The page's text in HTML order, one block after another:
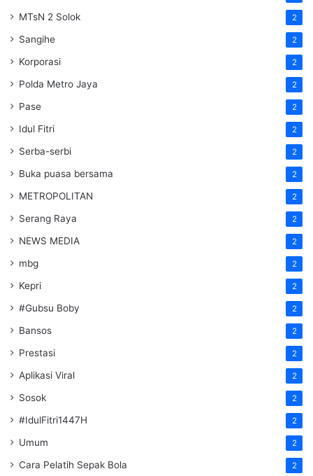
MTsN 2 Solok 2
Sangihe 2
Korporasi 2
Polda Metro Jaya 2
Pase 2
Idul Fitri 2
Serba-serbi 2
Buka puasa bersama 2
METROPOLITAN 2
Serang Raya 2
NEWS MEDIA 2
mbg 2
Kepri 2
#Gubsu Boby 2
Bansos 2
Prestasi 2
Aplikasi Viral 2
Sosok 2
#IdulFitri1447H 2
Umum 2
Cara Pelatih Sepak Bola 2